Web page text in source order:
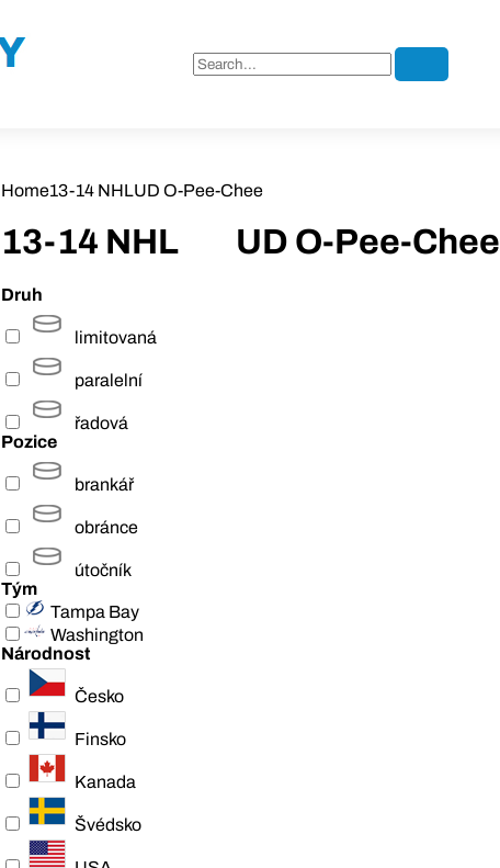
Home13-14 NHLUD O-Pee-Chee
13-14 NHL UD O-Pee-Chee
Druh
limitovaná
paralelní
řadová
Pozice
brankář
obránce
útočník
Tým
Tampa Bay
Washington
Národnost
Česko
Finsko
Kanada
Švédsko